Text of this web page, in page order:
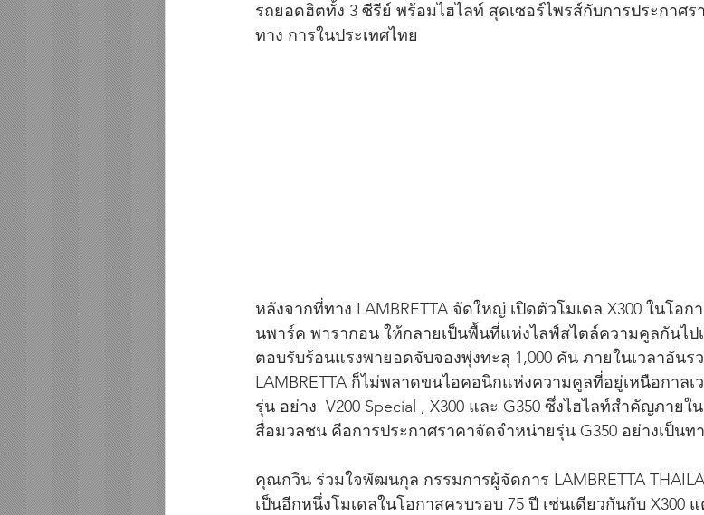
รถยอดฮิตทั้ง 3 ซีรีย์ พร้อมไฮไลท์ สุดเซอร์ไพรส์กับการประกาศร
ทาง การในประเทศไทย
หลังจากที่ทาง LAMBRETTA จัดใหญ่ เปิดตัวโมเดล X300 ในโอ
นพาร์ค พารากอน ให้กลายเป็นพื้นที่แห่งไลฟ์สไตล์ความคูลกันไ
ตอบรับร้อนแรงพายอดจับจองพุ่งทะลุ 1,000 คัน ภายในเวลาอันร
LAMBRETTA ก็ไม่พลาดขนไอคอนิกแห่งความคูลที่อยู่เหนือกาลเว
รุ่น อย่าง  V200 Special , X300 และ G350 ซึ่งไฮไลท์สำคัญภายใ
สื่อมวลชน คือการประกาศราคาจัดจำหน่ายรุ่น G350 อย่างเป็นท
คุณกวิน ร่วมใจพัฒนกุล กรรมการผู้จัดการ LAMBRETTA
เป็นอีกหนึ่งโมเดลในโอกาสครบรอบ 75 ปี เช่นเดียวกันกับ